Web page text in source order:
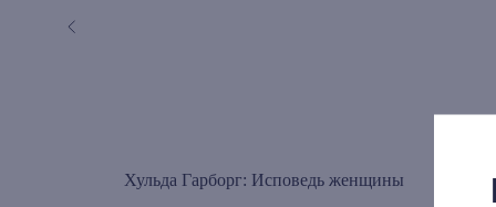
Хульда Гарборг: Исповедь женщины